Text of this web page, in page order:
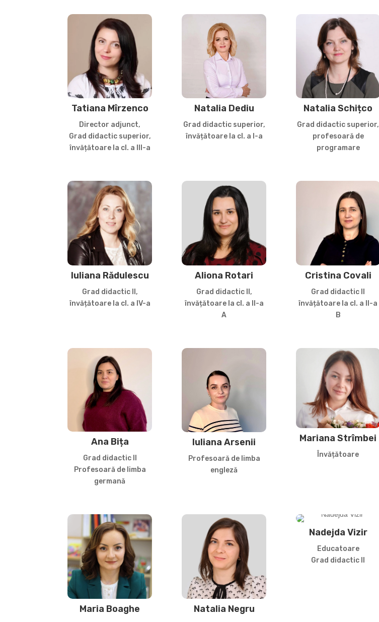
Tatiana Mîrzenco
Director adjunct,
Grad didactic superior,
învățătoare la cl. a III-a
Natalia Dediu
Grad didactic superior,
învățătoare la cl. a I-a
Natalia Schițco
Grad didactic superior,
profesoară de
programare
Iuliana Rădulescu
Grad didactic II,
învățătoare la cl. a IV-a
Aliona Rotari
Grad didactic II,
învățătoare la cl. a II-a
A
Cristina Covali
Grad didactic II
învățătoare la cl. a II-a
B
Ana Bița
Grad didactic II
Profesoară de limba
germană
Iuliana Arsenii
Profesoară de limba
engleză
Mariana Strîmbei
Învățătoare
Maria Boaghe Natalia Negru
Nadejda Vizir
Educatoare
Grad didactic II